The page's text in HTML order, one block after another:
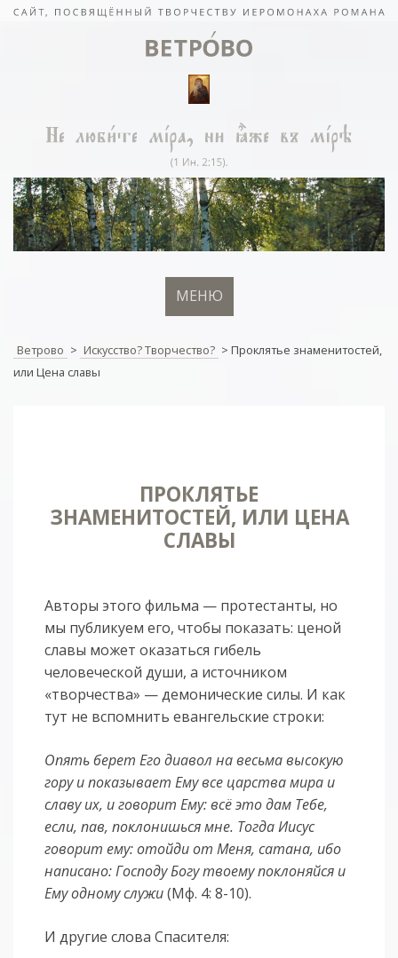
МЕНЮ
Ветрово > Искусство? Творчество? > Проклятье знаменитостей,
или Цена славы
ПРОКЛЯТЬЕ
ЗНАМЕНИТОСТЕЙ, ИЛИ ЦЕНА
СЛАВЫ
Авторы этого фильма — протестанты, но
мы публикуем его, чтобы показать: ценой
славы может оказаться гибель
человеческой души, а источником
«творчества» — демонические силы. И как
тут не вспомнить евангельские строки:
Опять берет Его диавол на весьма высокую
гору и показывает Ему все царства мира и
славу их, и говорит Ему: всё это дам Тебе,
если, пав, поклонишься мне. Тогда Иисус
говорит ему: отойди от Меня, сатана, ибо
написано: Господу Богу твоему поклоняйся и
Ему одному служи(Мф. 4: 8-10).
И другие слова Спасителя: